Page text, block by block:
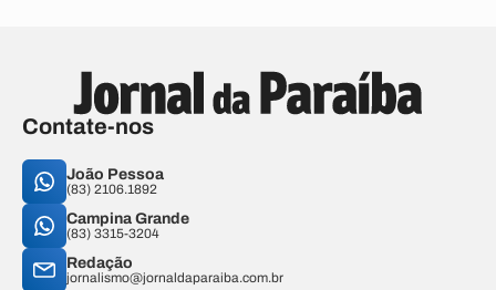
Contate-nos
João Pessoa
(83) 2106.1892
Campina Grande
(83) 3315-3204
Redação
jornalismo@jornaldaparaiba.com.br